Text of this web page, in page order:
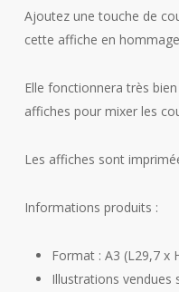
Ajoutez une touche de
cette affiche en
Elle fonctionnera très
affiches pour mixer les
Les affiches sont
Informations produits :
Format : A3 (L29,7 x
Illustrations vendues